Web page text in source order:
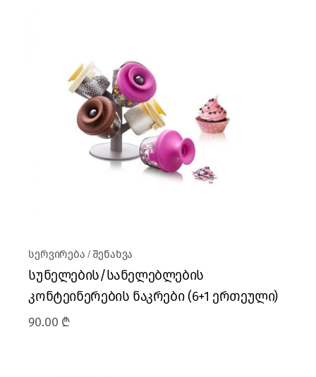
სერვირება შენახვა
სუნელების/სანელებლების
კონტეინერების ნაკრები (6+1 ერთეული)
90.00 ₾